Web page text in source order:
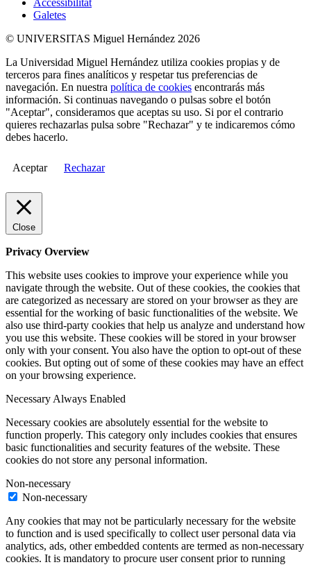
Accessibilitat
Galetes
© UNIVERSITAS Miguel Hernández 2026
La Universidad Miguel Hernández utiliza cookies propias y de
terceros para fines analíticos y respetar tus preferencias de
navegación. En nuestra política de cookies encontrarás más
información. Si continuas navegando o pulsas sobre el botón
"Aceptar", consideramos que aceptas su uso. Si por el contrario
quieres rechazarlas pulsa sobre "Rechazar" y te indicaremos cómo
debes hacerlo.
Aceptar Rechazar
Close
Privacy Overview
This website uses cookies to improve your experience while you
navigate through the website. Out of these cookies, the cookies that
are categorized as necessary are stored on your browser as they are
essential for the working of basic functionalities of the website. We
also use third-party cookies that help us analyze and understand how
you use this website. These cookies will be stored in your browser
only with your consent. You also have the option to opt-out of these
cookies. But opting out of some of these cookies may have an effect
on your browsing experience.
Necessary Always Enabled
Necessary cookies are absolutely essential for the website to
function properly. This category only includes cookies that ensures
basic functionalities and security features of the website. These
cookies do not store any personal information.
Non-necessary
Non-necessary
Any cookies that may not be particularly necessary for the website
to function and is used specifically to collect user personal data via
analytics, ads, other embedded contents are termed as non-necessary
cookies. It is mandatory to procure user consent prior to running